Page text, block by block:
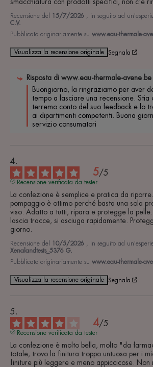
smacchiatura con prodotti specifici, non c'è
Recensione del 15/7/2026 , in seguito ad
C.V.
Pubblicato originariamente su www.eau-thermale-
Visualizza la recensione originale Segnala
Risposta di www.eau-thermale-avene.be
Buongiorno, la ringraziamo per aver
tempo a lasciare una recensione.
terremo conto del suo feedback e lo
ai dipartimenti competenti. Buona
servizio consumatori
5/5
Recensione verificata da tester
La confezione è semplice e pratica da
pompaggio è ottimo perché basta una sola
viso. Adatto a tutti, ripara e protegge la
lascia tracce, si asciuga rapidamente.
giorno.
Recensione del 10/5/2026 , in seguito ad
Xenalandtests_5376 G.
Pubblicato originariamente su www.eau-thermale-
Visualizza la recensione originale Segnala
4/5
Recensione verificata da tester
La confezione è molto bella, molto "da
totale, trovo la finitura troppo untuosa per i
finiture più leggere e meno appiccicose. Non